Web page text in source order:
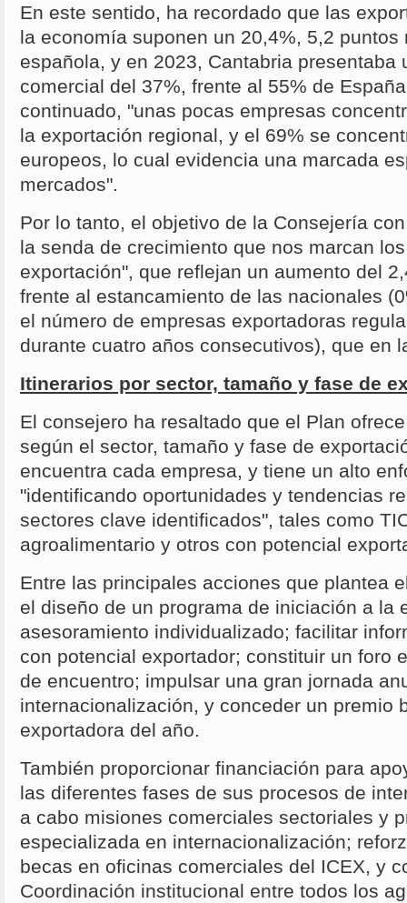
En este sentido, ha recordado que las
la economía suponen un 20,4%, 5,2 puntos
española, y en 2023, Cantabria presentaba
comercial del 37%, frente al 55% de
continuado, "unas pocas empresas
la exportación regional, y el 69% se
europeos, lo cual evidencia una marcada
mercados".
Por lo tanto, el objetivo de la Consejería
la senda de crecimiento que nos marcan
exportación", que reflejan un aumento del
frente al estancamiento de las nacionales
el número de empresas exportadoras
durante cuatro años consecutivos), que en
Itinerarios por sector, tamaño y fase de
El consejero ha resaltado que el Plan
según el sector, tamaño y fase de
encuentra cada empresa, y tiene un alto
"identificando oportunidades y tendencias
sectores clave identificados", tales como
agroalimentario y otros con potencial
Entre las principales acciones que plantea
el diseño de un programa de iniciación a la
asesoramiento individualizado; facilitar
con potencial exportador; constituir un foro
de encuentro; impulsar una gran jornada
internacionalización, y conceder un premio
exportadora del año.
También proporcionar financiación para
las diferentes fases de sus procesos de
a cabo misiones comerciales sectoriales y
especializada en internacionalización;
becas en oficinas comerciales del ICEX, y
Coordinación institucional entre todos los